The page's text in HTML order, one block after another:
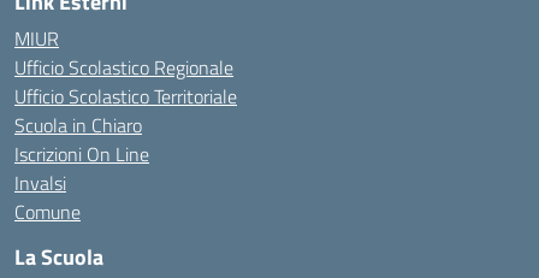
MIUR
Ufficio Scolastico Regionale
Ufficio Scolastico Territoriale
Scuola in Chiaro
Iscrizioni On Line
Invalsi
Comune
La Scuola